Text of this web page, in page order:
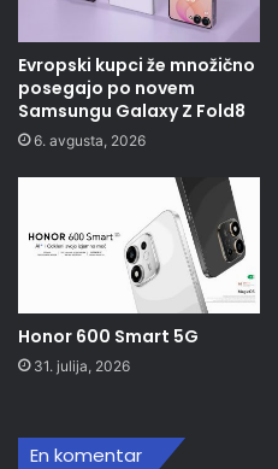
Evropski kupci že množično
posegajo po novem
Samsungu Galaxy Z Fold8
6. avgusta, 2026
Honor 600 Smart 5G
31. julija, 2026
En komentar